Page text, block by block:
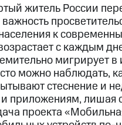
житель России
к
с каждым
мигрирует в
можно наблюдать,
стеснение и
приложениям, лишая
проекта